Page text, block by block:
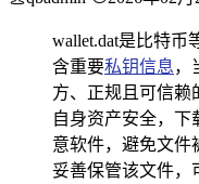
wallet.dat是比特币
含重要私钥信息，
方、正规且可信赖
自身资产安全，下
意软件，避免文件
妥善保管该文件，